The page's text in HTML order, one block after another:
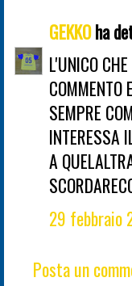
GEKKOha
L'UNICO
COMMENTO
SEMPRE
INTERESSA
A
29 febbraio
Posta un